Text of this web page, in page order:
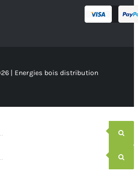
| Energies bois distribution